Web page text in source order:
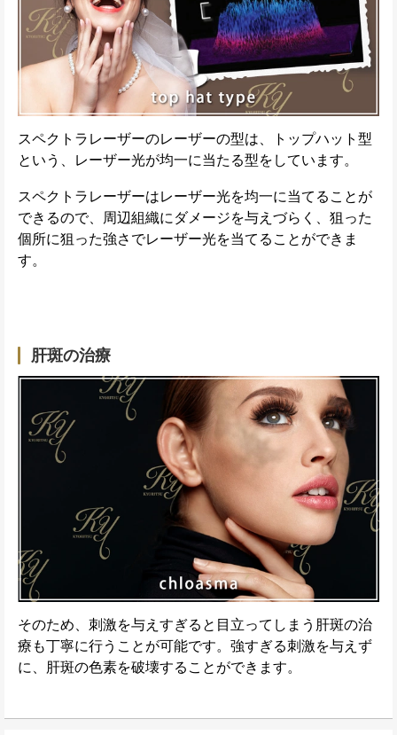
スペクトラレーザーのレーザーの型は、トップハット型
という、レーザー光が均一に当たる型をしています。
スペクトラレーザーはレーザー光を均一に当てることが
できるので、周辺組織にダメージを与えづらく、狙った
個所に狙った強さでレーザー光を当てることができま
す。
肝斑の治療
そのため、刺激を与えすぎると目立ってしまう肝斑の治
療も丁寧に行うことが可能です。強すぎる刺激を与えず
に、肝斑の色素を破壊することができます。